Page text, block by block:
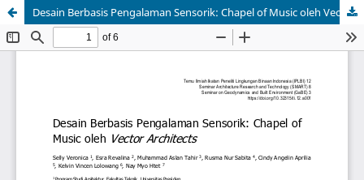
Desain Berbasis Pengalaman Sensorik: Chapel of Music oleh Vector Architects